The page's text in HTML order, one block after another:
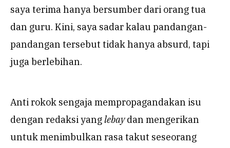
saya terima hanya bersumber dari orang tua
dan guru. Kini, saya sadar kalau pandangan-
pandangan tersebut tidak hanya absurd, tapi
juga berlebihan.
Anti rokok sengaja mempropagandakan isu
dengan redaksi yanglebaydan mengerikan
untuk menimbulkan rasa takut seseorang